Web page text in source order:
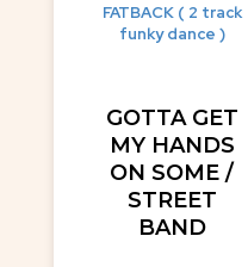
FATBACK ( 2 track
funky dance )
GOTTA GET
MY HANDS
ON SOME /
STREET
BAND